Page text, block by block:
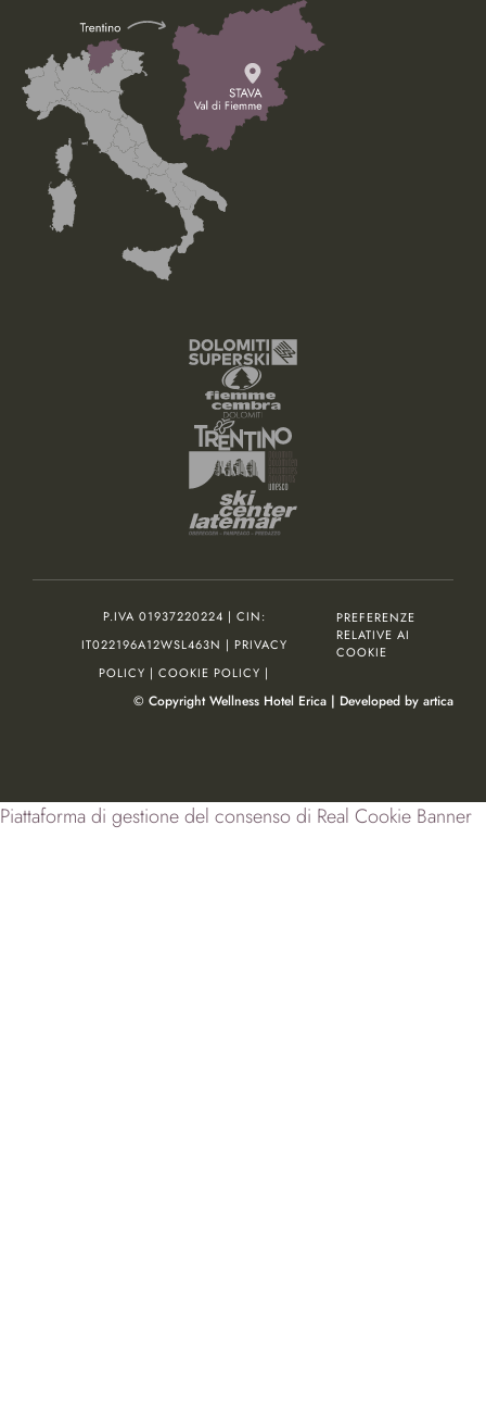
P.IVA 01937220224 | CIN:
IT022196A12WSL463N | PRIVACY
POLICY |COOKIE POLICY |
PREFERENZE
RELATIVE AI
COOKIE
© Copyright Wellness Hotel Erica | Developed by artica
Piattaforma di gestione del consenso di Real Cookie Banner